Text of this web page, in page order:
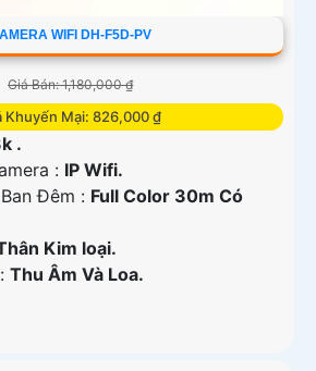
WIFI DH-F5D-PV
Giá Bán: 1,180,000 ₫
Khuyến Mại: 826,000 ₫
.
: IP Wifi.
Đêm : Full Color 30m Có
Kim loại.
Thu Âm Và Loa.